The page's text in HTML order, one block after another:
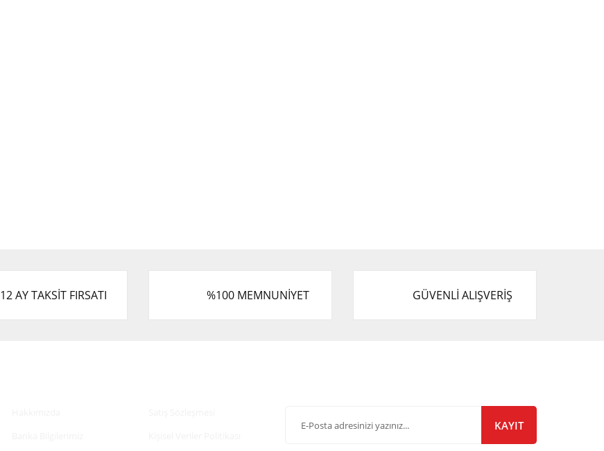
12 AY TAKSİT FIRSATI %100 MEMNUNİYET GÜVENLİ ALIŞVERİŞ
KAYIT